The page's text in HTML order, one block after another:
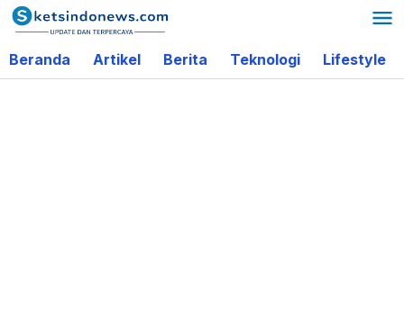
Lewati
ke
konten
Beranda Artikel Berita Teknologi Lifestyle